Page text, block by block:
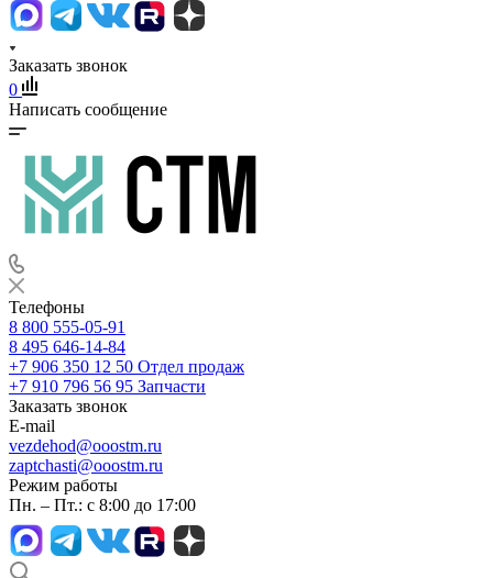
Заказать звонок
0
Написать сообщение
Телефоны
8 800 555-05-91
8 495 646-14-84
+7 906 350 12 50 Отдел продаж
+7 910 796 56 95 Запчасти
Заказать звонок
E-mail
vezdehod@ooostm.ru
zaptchasti@ooostm.ru
Режим работы
Пн. – Пт.: с 8:00 до 17:00